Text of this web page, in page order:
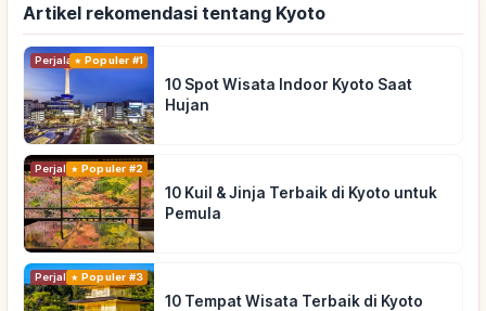
Artikel rekomendasi tentang Kyoto
PerjalananPopuler #1
10 Spot Wisata Indoor Kyoto Saat
Hujan
PerjalananPopuler #2
10 Kuil & Jinja Terbaik di Kyoto untuk
Pemula
PerjalananPopuler #3
10 Tempat Wisata Terbaik di Kyoto